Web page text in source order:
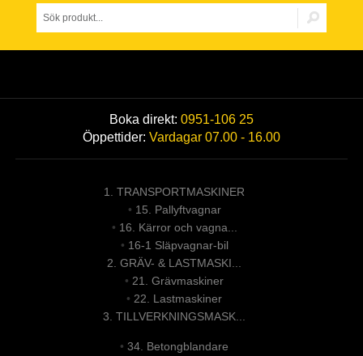
Boka direkt: 0951-106 25
Öppettider: Vardagar 07.00 - 16.00
1. TRANSPORTMASKINER
• 15. Pallyftvagnar
• 16. Kärror och vagna...
• 16-1 Släpvagnar-bil
2. GRÄV- & LASTMASKI...
• 21. Grävmaskiner
• 22. Lastmaskiner
3. TILLVERKNINGSMASK...
•34. Betongblandare